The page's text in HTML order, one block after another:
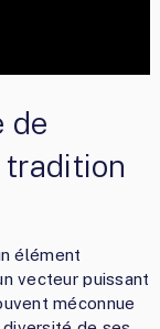
de
tradition
élément
vecteur puissant
méconnue